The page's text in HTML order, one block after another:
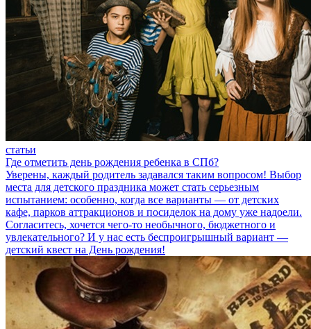
статьи
Где отметить день рождения ребенка в СПб?
Уверены, каждый родитель задавался таким вопросом! Выбор
места для детского праздника может стать серьезным
испытанием: особенно, когда все варианты — от детских
кафе, парков аттракционов и посиделок на дому уже надоели.
Согласитесь, хочется чего-то необычного, бюджетного и
увлекательного? И у нас есть беспроигрышный вариант —
детский квест на День рождения!